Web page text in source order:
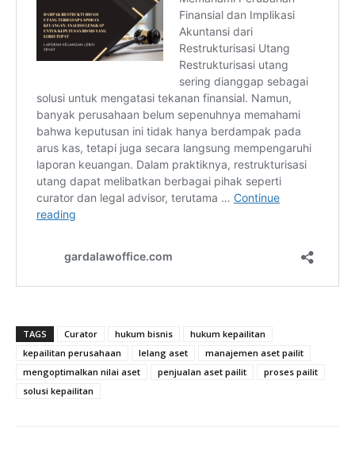
TAGS Curator hukum bisnis
hukum kepailitan
kepailitan perusahaan
lelang aset
manajemen aset pailit
mengoptimalkan nilai aset
penjualan aset pailit
proses pailit
solusi kepailitan